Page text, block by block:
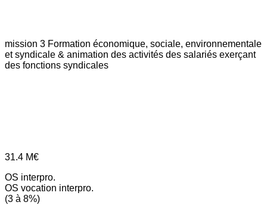
mission 3 Formation économique, sociale, environnementale
et syndicale & animation des activités des salariés exerçant
des fonctions syndicales
31.4 M€
OS interpro.
OS vocation interpro.
(3 à 8%)